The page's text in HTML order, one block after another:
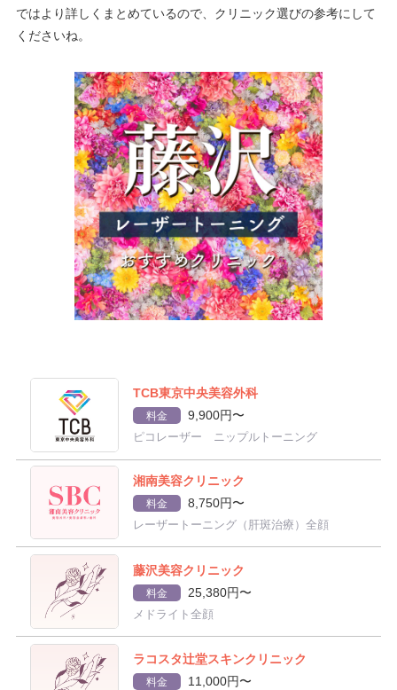
ではより詳しくまとめているので、クリニック選びの参考にして
くださいね。
TCB東京中央美容外科
料金 9,900円〜
ピコレーザー ニップルトーニング
湘南美容クリニック
料金 8,750円〜
レーザートーニング（肝斑治療）全顔
藤沢美容クリニック
料金 25,380円〜
メドライト全顔
ラコスタ辻堂スキンクリニック
料金 11,000円〜